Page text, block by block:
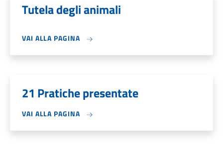
Tutela degli animali
VAI ALLA PAGINA
21 Pratiche presentate
VAI ALLA PAGINA